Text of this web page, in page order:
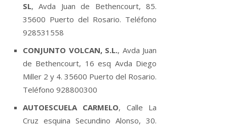
SL, Avda Juan de Bethencourt, 85.
35600 Puerto del Rosario. Teléfono
928531558
CONJUNTO VOLCAN, S.L., Avda Juan
de Bethencourt, 16 esq Avda Diego
Miller 2 y 4. 35600 Puerto del Rosario.
Teléfono 928800300
AUTOESCUELA CARMELO, Calle La
Cruz esquina Secundino Alonso, 30.